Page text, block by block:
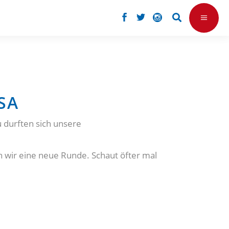
durften sich unsere
eine neue Runde. Schaut öfter mal